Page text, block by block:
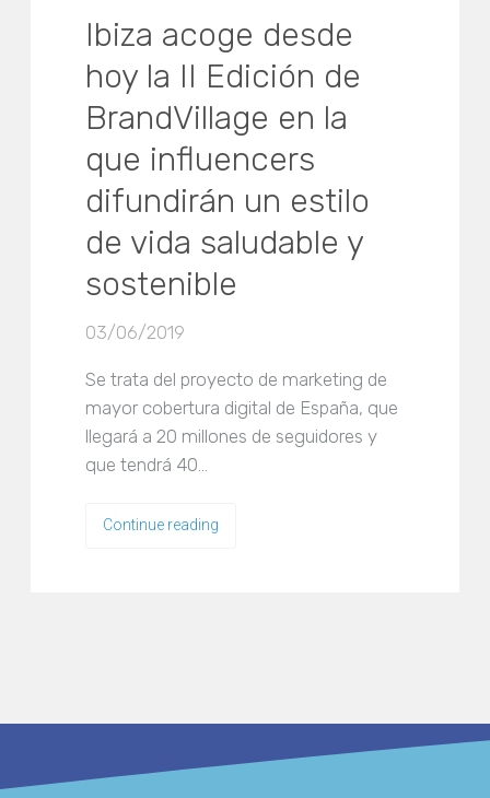
Ibiza acoge desde
hoy la II Edición de
BrandVillage en la
que influencers
difundirán un estilo
de vida saludable y
sostenible
03/06/2019
Se trata del proyecto de marketing de
mayor cobertura digital de España, que
llegará a 20 millones de seguidores y
que tendrá 40…
Continue reading